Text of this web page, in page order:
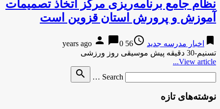
نظام جامع برنامه‌ریزی مرکز اتخاذ تصمیمات
آموزش و پرورش استان قزوین است
bookmark اخبار مدرسه جدید access_time
56 years ago
person chat_bubble0
تسنیم-30 دقیقه پیش موسیقی روز ورزشی
View article...
Search …
search
نوشته‌های تازه